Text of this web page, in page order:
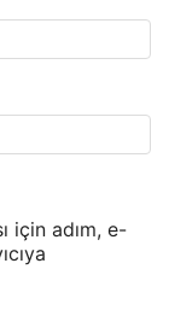
için adım, e-